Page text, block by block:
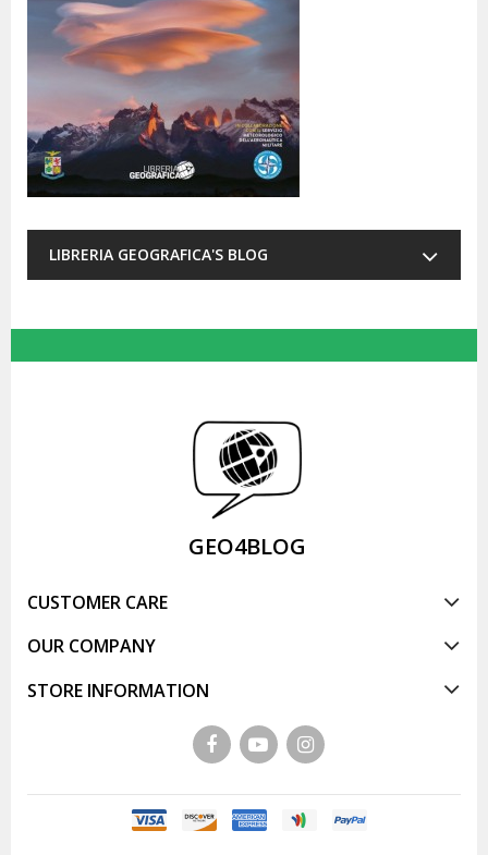
LIBRERIA GEOGRAFICA'S BLOG
GEO4BLOG
CUSTOMER CARE
OUR COMPANY
STORE INFORMATION